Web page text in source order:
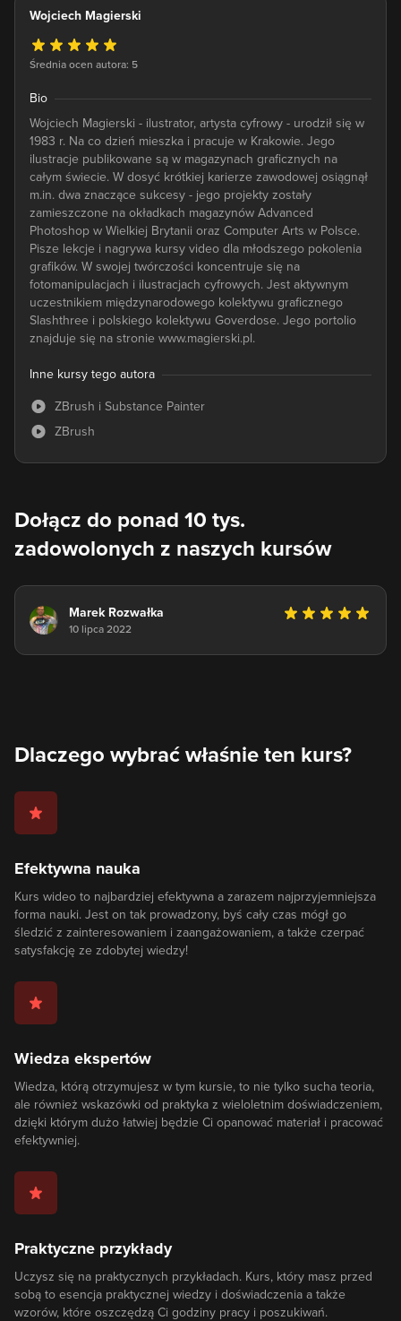
Wojciech Magierski
Średnia ocen autora: 5
Bio
Wojciech Magierski - ilustrator, artysta cyfrowy - urodził się w
1983 r. Na co dzień mieszka i pracuje w Krakowie. Jego
ilustracje publikowane są w magazynach graficznych na
całym świecie. W dosyć krótkiej karierze zawodowej osiągnął
m.in. dwa znaczące sukcesy - jego projekty zostały
zamieszczone na okładkach magazynów Advanced
Photoshop w Wielkiej Brytanii oraz Computer Arts w Polsce.
Pisze lekcje i nagrywa kursy video dla młodszego pokolenia
grafików. W swojej twórczości koncentruje się na
fotomanipulacjach i ilustracjach cyfrowych. Jest aktywnym
uczestnikiem międzynarodowego kolektywu graficznego
Slashthree i polskiego kolektywu Goverdose. Jego portolio
znajduje się na stronie www.magierski.pl.
Inne kursy tego autora
ZBrush i Substance Painter
ZBrush
Dołącz do ponad 10 tys.
zadowolonych z naszych kursów
Marek Rozwałka
10 lipca 2022
Dlaczego wybrać właśnie ten kurs?
Efektywna nauka
Kurs wideo to najbardziej efektywna a zarazem najprzyjemniejsza
forma nauki. Jest on tak prowadzony, byś cały czas mógł go
śledzić z zainteresowaniem i zaangażowaniem, a także czerpać
satysfakcję ze zdobytej wiedzy!
Wiedza ekspertów
Wiedza, którą otrzymujesz w tym kursie, to nie tylko sucha teoria,
ale również wskazówki od praktyka z wieloletnim doświadczeniem,
dzięki którym dużo łatwiej będzie Ci opanować materiał i pracować
efektywniej.
Praktyczne przykłady
Uczysz się na praktycznych przykładach. Kurs, który masz przed
sobą to esencja praktycznej wiedzy i doświadczenia a także
wzorów, które oszczędzą Ci godziny pracy i poszukiwań.